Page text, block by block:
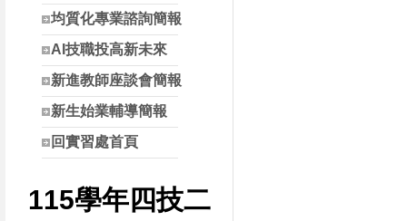
均質化專業諮詢簡報
AI技職投高新未來
新進教師座談會簡報
新生始業輔導簡報
回實習處首頁
115學年四技二